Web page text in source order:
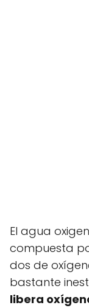
El agua
compuesta
dos de
bastante
libera